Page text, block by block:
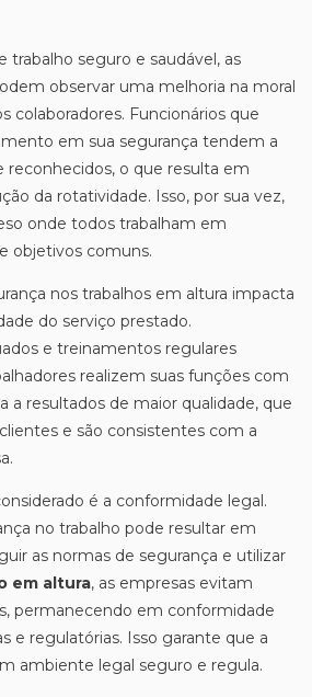
seguro e saudável, as
observar uma melhoria na moral
colaboradores. Funcionários que
em sua segurança tendem a
reconhecidos, o que resulta em
da rotatividade. Isso, por sua vez,
onde todos trabalham em
objetivos comuns.
nos trabalhos em altura impacta
do serviço prestado.
e treinamentos regulares
realizem suas funções com
a resultados de maior qualidade, que
e são consistentes com a
é a conformidade legal.
no trabalho pode resultar em
as normas de segurança e utilizar
em altura, as empresas evitam
permanecendo em conformidade
e regulatórias. Isso garante que a
ambiente legal seguro e regula.